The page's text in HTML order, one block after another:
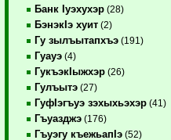
Банк Iуэхухэр (28)
БэнэкIэ хуит (2)
Гу зылъытапхъэ (191)
Гуауэ (4)
ГукъэкIыжхэр (26)
Гулъытэ (27)
ГуфIэгъуэ зэхыхьэхэр (41)
Гъуазджэ (176)
Гъуэгу къежьапIэ (52)